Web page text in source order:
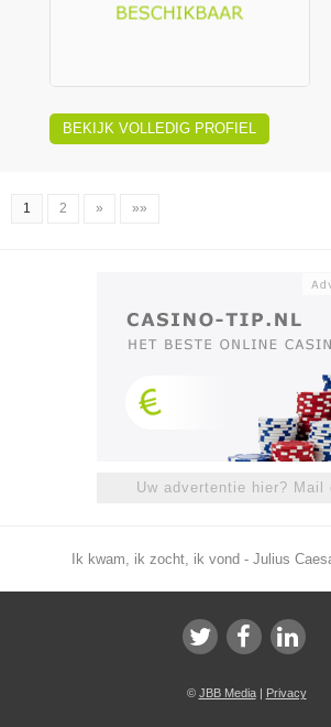
BEKIJK VOLLEDIG PROFIEL
1 2 » »»
Uw advertentie hier? Mail
Ik kwam, ik zocht, ik vond - Julius
© JBB Media| Privacy